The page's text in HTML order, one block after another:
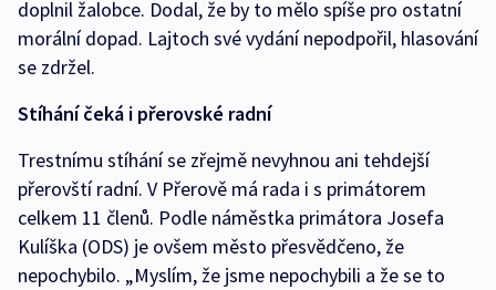
doplnil žalobce. Dodal, že by to mělo spíše pro ostatní
morální dopad. Lajtoch své vydání nepodpořil, hlasování
se zdržel.
Stíhání čeká i přerovské radní
Trestnímu stíhání se zřejmě nevyhnou ani tehdejší
přerovští radní. V Přerově má rada i s primátorem
celkem 11 členů. Podle náměstka primátora Josefa
Kulíška (ODS) je ovšem město přesvědčeno, že
nepochybilo. „Myslím, že jsme nepochybili a že se to